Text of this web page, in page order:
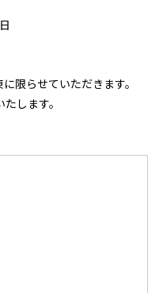
限らせていただきます。
します。